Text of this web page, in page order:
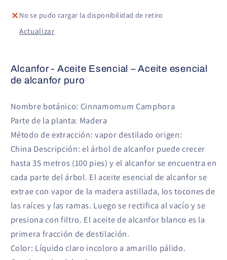
No se pudo cargar la disponibilidad de retiro
Actualizar
Alcanfor - Aceite Esencial – Aceite esencial
de alcanfor puro
Nombre botánico: Cinnamomum Camphora
Parte de la planta: Madera
Método de extracción: vapor destilado origen:
China Descripción: el árbol de alcanfor puede crecer
hasta 35 metros (100 pies) y el alcanfor se encuentra en
cada parte del árbol. El aceite esencial de alcanfor se
extrae con vapor de la madera astillada, los tocones de
las raíces y las ramas. Luego se rectifica al vacío y se
presiona con filtro. El aceite de alcanfor blanco es la
primera fracción de destilación.
Color: Líquido claro incoloro a amarillo pálido.